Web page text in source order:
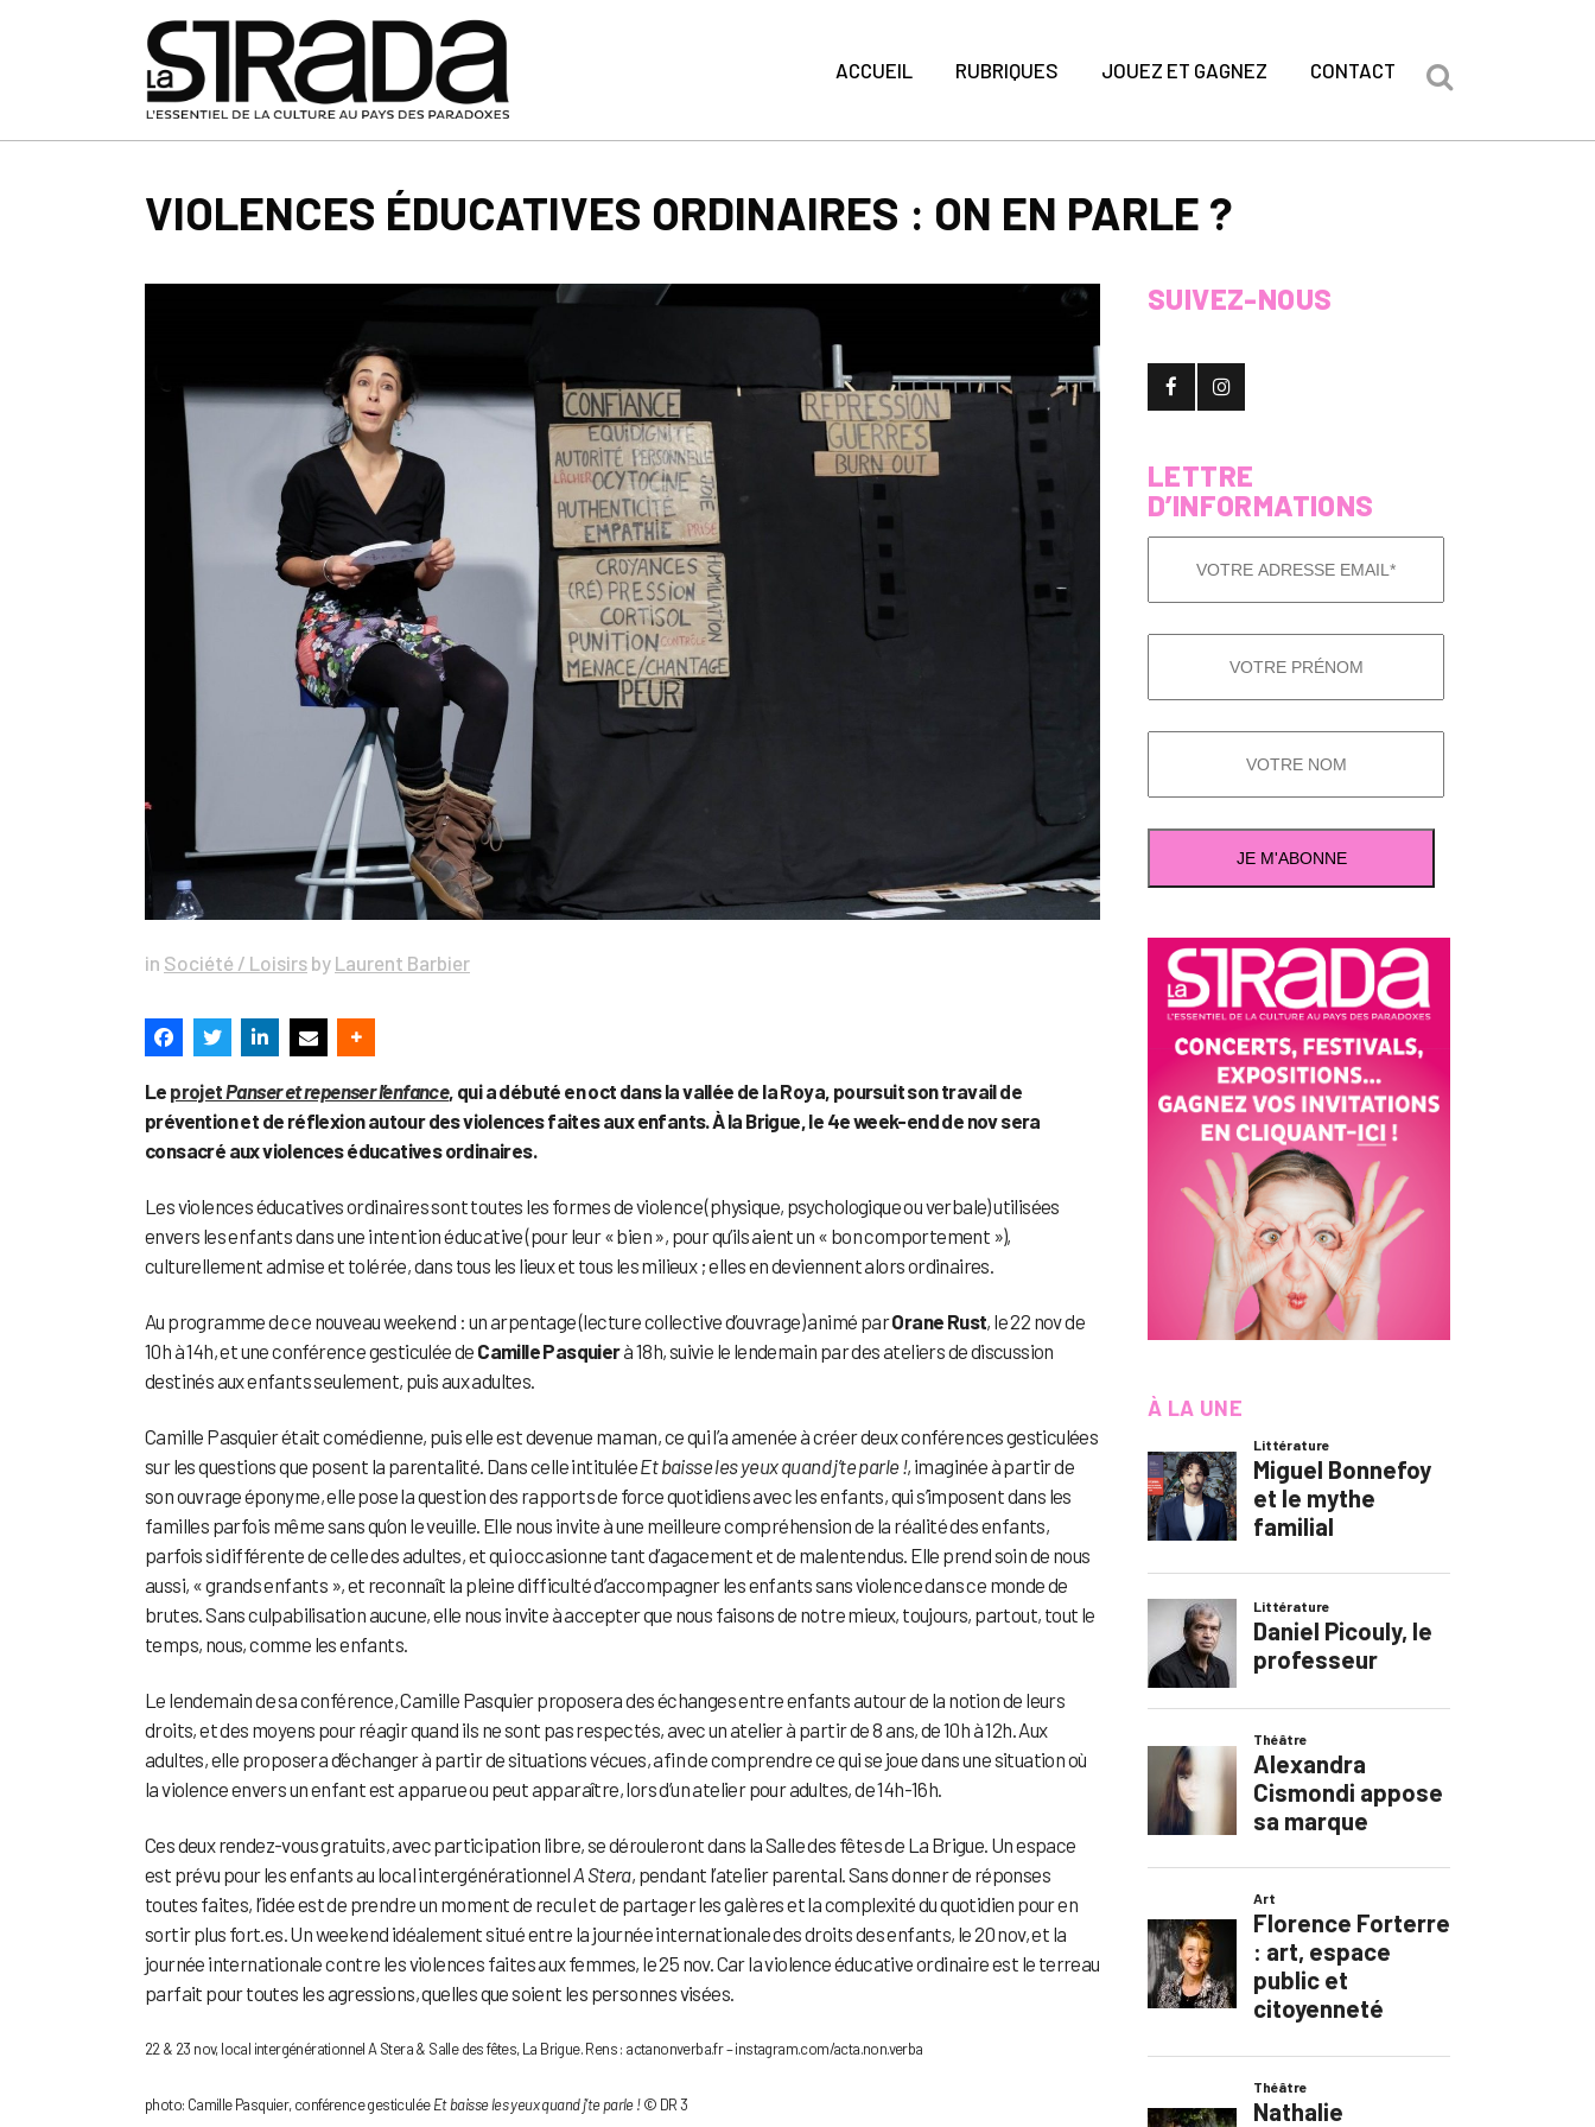
ACCUEIL RUBRIQUES JOUEZ ET GAGNEZ CONTACT
VIOLENCES ÉDUCATIVES ORDINAIRES : ON EN PARLE ?
in Société / Loisirs by Laurent Barbier
Le projetPanser et repenser l’enfance, qui a débuté en oct dans la vallée de la Roya, poursuit son travail de
prévention et de réflexion autour des violences faites aux enfants. À la Brigue, le 4e week-end de nov sera
consacré aux violences éducatives ordinaires.
Les violences éducatives ordinaires sont toutes les formes de violence (physique, psychologique ou verbale) utilisées
envers les enfants dans une intention éducative (pour leur « bien », pour qu’ils aient un « bon comportement »),
culturellement admise et tolérée, dans tous les lieux et tous les milieux ; elles en deviennent alors ordinaires.
Au programme de ce nouveau weekend : un arpentage (lecture collective d’ouvrage) animé parOrane Rust, le 22 nov de
10h à 14h, et une conférence gesticulée de Camille Pasquierà 18h, suivie le lendemain par des ateliers de discussion
destinés aux enfants seulement, puis aux adultes.
Camille Pasquier était comédienne, puis elle est devenue maman, ce qui l’a amenée à créer deux conférences gesticulées
sur les questions que posent la parentalité. Dans celle intituléeEt baisse les yeux quand j’te parle !, imaginée à partir de
son ouvrage éponyme, elle pose la question des rapports de force quotidiens avec les enfants, qui s’imposent dans les
familles parfois même sans qu’on le veuille. Elle nous invite à une meilleure compréhension de la réalité des enfants,
parfois si différente de celle des adultes, et qui occasionne tant d’agacement et de malentendus. Elle prend soin de nous
aussi, « grands enfants », et reconnaît la pleine difficulté d’accompagner les enfants sans violence dans ce monde de
brutes. Sans culpabilisation aucune, elle nous invite à accepter que nous faisons de notre mieux, toujours, partout, tout le
temps, nous, comme les enfants.
Le lendemain de sa conférence, Camille Pasquier proposera des échanges entre enfants autour de la notion de leurs
droits, et des moyens pour réagir quand ils ne sont pas respectés, avec un atelier à partir de 8 ans, de 10h à 12h. Aux
adultes, elle proposera d’échanger à partir de situations vécues, afin de comprendre ce qui se joue dans une situation où
la violence envers un enfant est apparue ou peut apparaître, lors d’un atelier pour adultes, de 14h-16h.
Ces deux rendez-vous gratuits, avec participation libre, se dérouleront dans la Salle des fêtes de La Brigue. Un espace
est prévu pour les enfants au local intergénérationnelA Stera, pendant l’atelier parental. Sans donner de réponses
toutes faites, l’idée est de prendre un moment de recul et de partager les galères et la complexité du quotidien pour en
sortir plus fort.es. Un weekend idéalement situé entre la journée internationale des droits des enfants, le 20 nov, et la
journée internationale contre les violences faites aux femmes, le 25 nov. Car la violence éducative ordinaire est le terreau
parfait pour toutes les agressions, quelles que soient les personnes visées.
22 & 23 nov, local intergénérationnel A Stera & Salle des fêtes, La Brigue. Rens : actanonverba.fr – instagram.com/acta.non.verba
photo: Camille Pasquier, conférence gesticuléeEt baisse les yeux quand j’te parle !© DR 3
SUIVEZ-NOUS
LETTRE
D’INFORMATIONS
À LA UNE